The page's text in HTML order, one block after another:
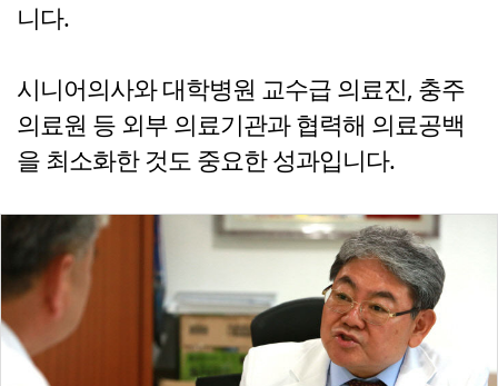
니다.
시니어의사와 대학병원 교수급 의료진, 충주
의료원 등 외부 의료기관과 협력해 의료공백
을 최소화한 것도 중요한 성과입니다.